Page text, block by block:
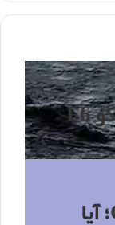
بررسی گوشی شیائومی پوکو F6
بررسی تخصصی پوکو C71؛ آیا